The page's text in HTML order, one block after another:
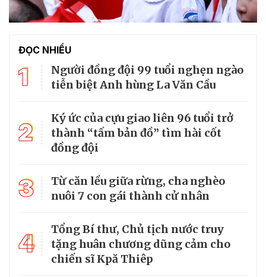
ĐỌC NHIỀU
1
Người đồng đội 99 tuổi nghẹn ngào
tiễn biệt Anh hùng La Văn Cầu
2
Ký ức của cựu giao liên 96 tuổi trở
thành “tấm bản đồ” tìm hài cốt
đồng đội
3
Từ căn lều giữa rừng, cha nghèo
nuôi 7 con gái thành cử nhân
4
Tổng Bí thư, Chủ tịch nước truy
tặng huân chương dũng cảm cho
chiến sĩ Kpă Thiêp